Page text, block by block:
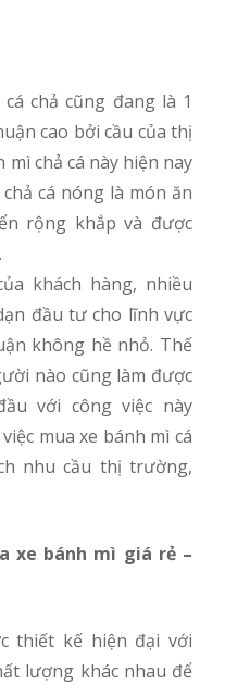
cao bởi cầu của thị
chả cá này hiện nay
cá nóng là món ăn
rộng khắp và được
khách hàng, nhiều
đầu tư cho lĩnh vực
không hề nhỏ. Thế
nào cũng làm được
với công việc này
mua xe bánh mì cá
nhu cầu thị trường,
lượng khác nhau để